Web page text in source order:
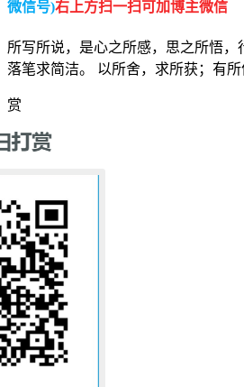
微信号)右上方扫一扫可加博主微信
所写所说，是心之所感，思之所悟，
落笔求简洁。 以所舍，求所获；有所
赏